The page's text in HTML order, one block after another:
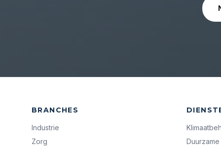
BRANCHES
Industrie
Zorg